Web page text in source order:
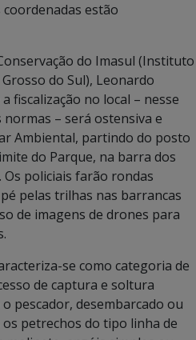
estão
do Imasul (Instituto
do Sul), Leonardo
fiscalização no local – nesse
normas – será ostensiva e
Ambiental, partindo do posto
do Parque, na barra dos
policiais farão rondas
pelas trilhas nas barrancas
de imagens de drones para
se como categoria de
de captura e soltura
pescador, desembarcado ou
petrechos do tipo linha de